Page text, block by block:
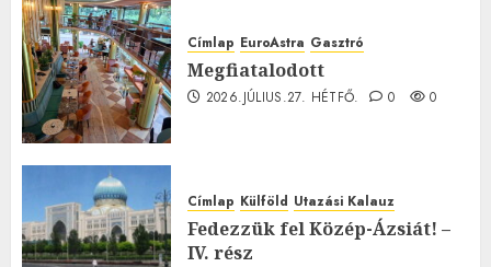
Címlap EuroAstra Gasztró
Megfiatalodott
2026.JÚLIUS.27. HÉTFŐ. 0 0
Címlap Külföld Utazási Kalauz
Fedezzük fel Közép-Ázsiát! –
IV. rész